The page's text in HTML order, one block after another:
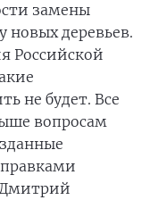
замены
новых деревьев.
Российской
не будет. Все
вопросам